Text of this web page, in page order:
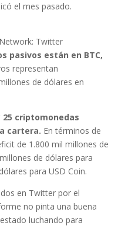
el mes pasado.
Twitter
pasivos están en BTC,
representan
de dólares en
25 criptomonedas
cartera. En términos de
de 1.800 mil millones de
de dólares para
para USD Coin.
en Twitter por el
no pinta una buena
luchando para